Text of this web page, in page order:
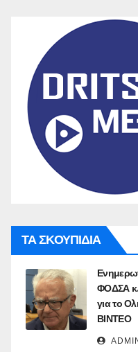
ΤΑ ΣΚΟΥΠΙΔΙΑ
ΦΟΔΣΑ κ.
για το
ΒΙΝΤΕΟ